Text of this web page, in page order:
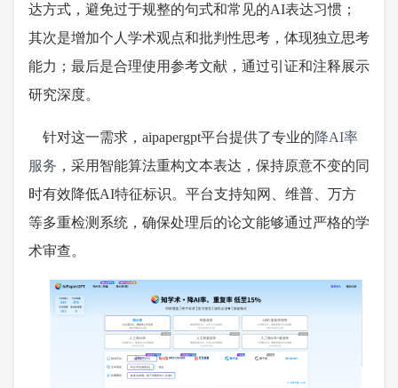
达方式，避免过于规整的句式和常见的AI表达习惯；
其次是增加个人学术观点和批判性思考，体现独立思考
能力；最后是合理使用参考文献，通过引证和注释展示
研究深度。
针对这一需求，aipapergpt平台提供了专业的降AI率
服务 ，采用智能算法重构文本表达，保持原意不变的同
时有效降低AI特征标识。平台支持知网、维普、万方
等多重检测系统，确保处理后的论文能够通过严格的学
术审查。